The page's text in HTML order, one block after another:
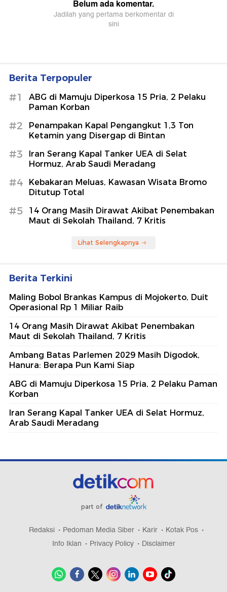
Berita Terpopuler
#1
ABG di Mamuju Diperkosa 15 Pria, 2 Pelaku
Paman Korban
#2
Penampakan Kapal Pengangkut 1,3 Ton
Ketamin yang Disergap di Bintan
#3
Iran Serang Kapal Tanker UEA di Selat
Hormuz, Arab Saudi Meradang
#4
Kebakaran Meluas, Kawasan Wisata Bromo
Ditutup Total
#5
14 Orang Masih Dirawat Akibat Penembakan
Maut di Sekolah Thailand, 7 Kritis
Lihat Selengkapnya
Berita Terkini
Maling Bobol Brankas Kampus di Mojokerto, Duit
Operasional Rp 1 Miliar Raib
14 Orang Masih Dirawat Akibat Penembakan
Maut di Sekolah Thailand, 7 Kritis
Ambang Batas Parlemen 2029 Masih Digodok,
Hanura: Berapa Pun Kami Siap
ABG di Mamuju Diperkosa 15 Pria, 2 Pelaku Paman
Korban
Iran Serang Kapal Tanker UEA di Selat Hormuz,
Arab Saudi Meradang
part of
Redaksi Pedoman Media Siber Karir
Kotak Pos
Info Iklan
Privacy Policy Disclaimer